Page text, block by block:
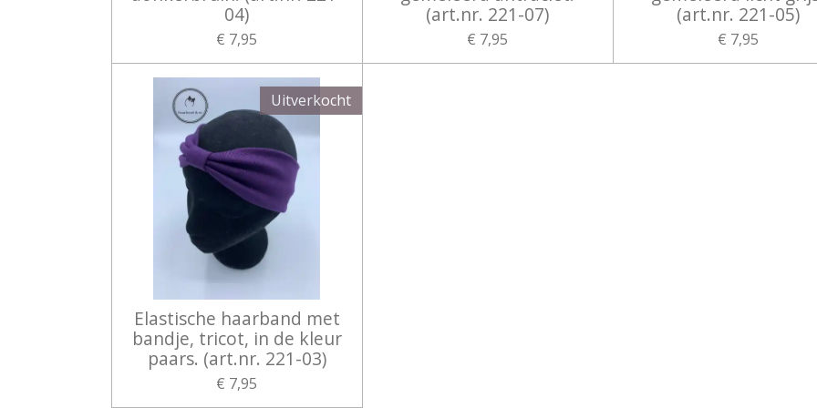
04)
€ 7,95
(art.nr. 221-07)
€ 7,95
(art.nr. 221-05)
€ 7,95
Uitverkocht
Elastische haarband met
bandje, tricot, in de kleur
paars. (art.nr. 221-03)
€ 7,95